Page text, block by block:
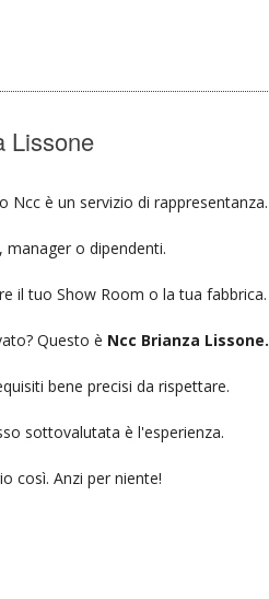
Lissone
Ncc è un servizio di rappresentanza.
o dipendenti.
il tuo Show Room o la tua fabbrica.
Questo è Ncc Brianza Lissone.
bene precisi da rispettare.
sottovalutata è l'esperienza.
così. Anzi per niente!